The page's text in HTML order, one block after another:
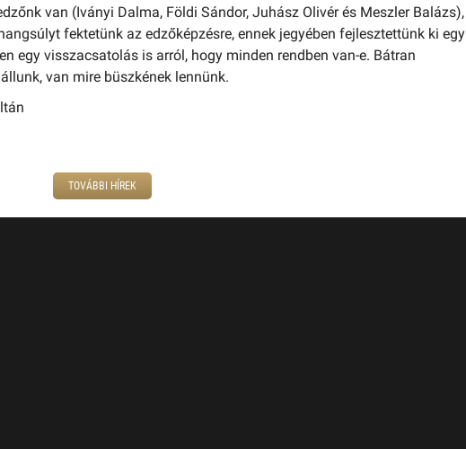
van (Iványi Dalma, Földi Sándor, Juhász Olivér és Meszler Balázs),
fektetünk az edzőképzésre, ennek jegyében fejlesztettünk ki egy
egy visszacsatolás is arról, hogy minden rendben van-e. Bátran
van mire büszkének lennünk.
TOVÁBBI HÍREK